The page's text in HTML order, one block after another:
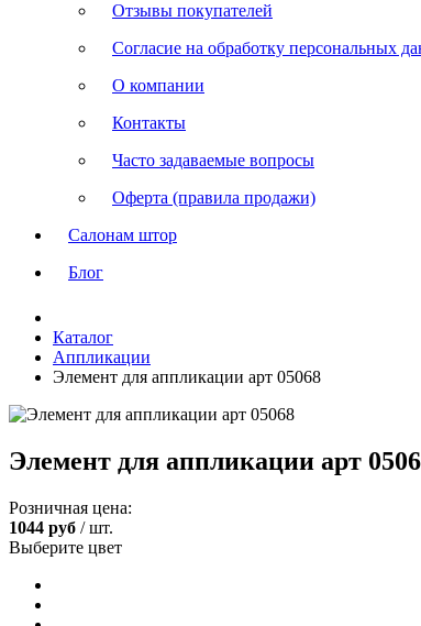
Отзывы покупателей
Согласие на обработку персональных
О компании
Контакты
Часто задаваемые вопросы
Оферта (правила продажи)
Салонам штор
Блог
Каталог
Аппликации
Элемент для аппликации арт 05068
Элемент для аппликации арт
Розничная цена:
1044 руб / шт.
Выберите цвет